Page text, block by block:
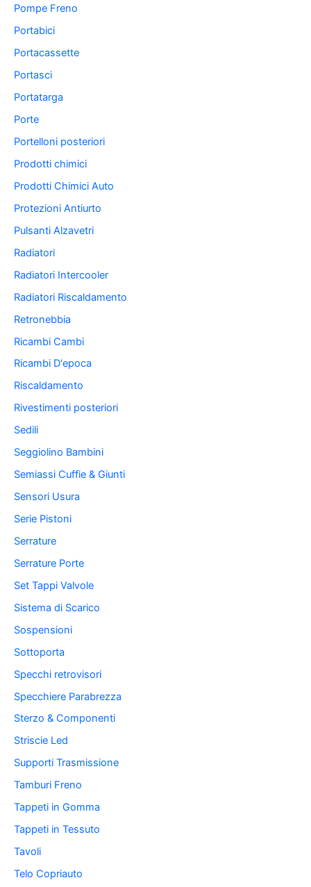
Pompe Freno
Portabici
Portacassette
Portasci
Portatarga
Porte
Portelloni posteriori
Prodotti chimici
Prodotti Chimici Auto
Protezioni Antiurto
Pulsanti Alzavetri
Radiatori
Radiatori Intercooler
Radiatori Riscaldamento
Retronebbia
Ricambi Cambi
Ricambi D'epoca
Riscaldamento
Rivestimenti posteriori
Sedili
Seggiolino Bambini
Semiassi Cuffie & Giunti
Sensori Usura
Serie Pistoni
Serrature
Serrature Porte
Set Tappi Valvole
Sistema di Scarico
Sospensioni
Sottoporta
Specchi retrovisori
Specchiere Parabrezza
Sterzo & Componenti
Striscie Led
Supporti Trasmissione
Tamburi Freno
Tappeti in Gomma
Tappeti in Tessuto
Tavoli
Telo Copriauto